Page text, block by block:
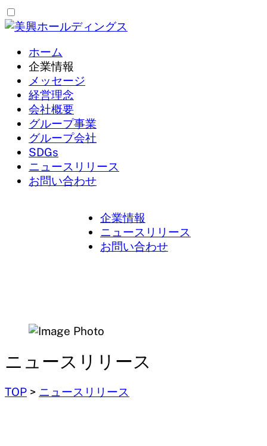
内
容
ホーム
企業情報
メッセージ
経営理念
会社概要
グループ事業
グループ会社
SDGs
ニュースリリース
お問い合わせ
企業情報
ニュースリリース
お問い合わせ
ニュースリリース
TOP > ニュースリリース